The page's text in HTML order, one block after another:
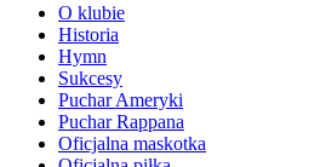
O klubie
Historia
Hymn
Sukcesy
Puchar Ameryki
Puchar Rappana
Oficjalna maskotka